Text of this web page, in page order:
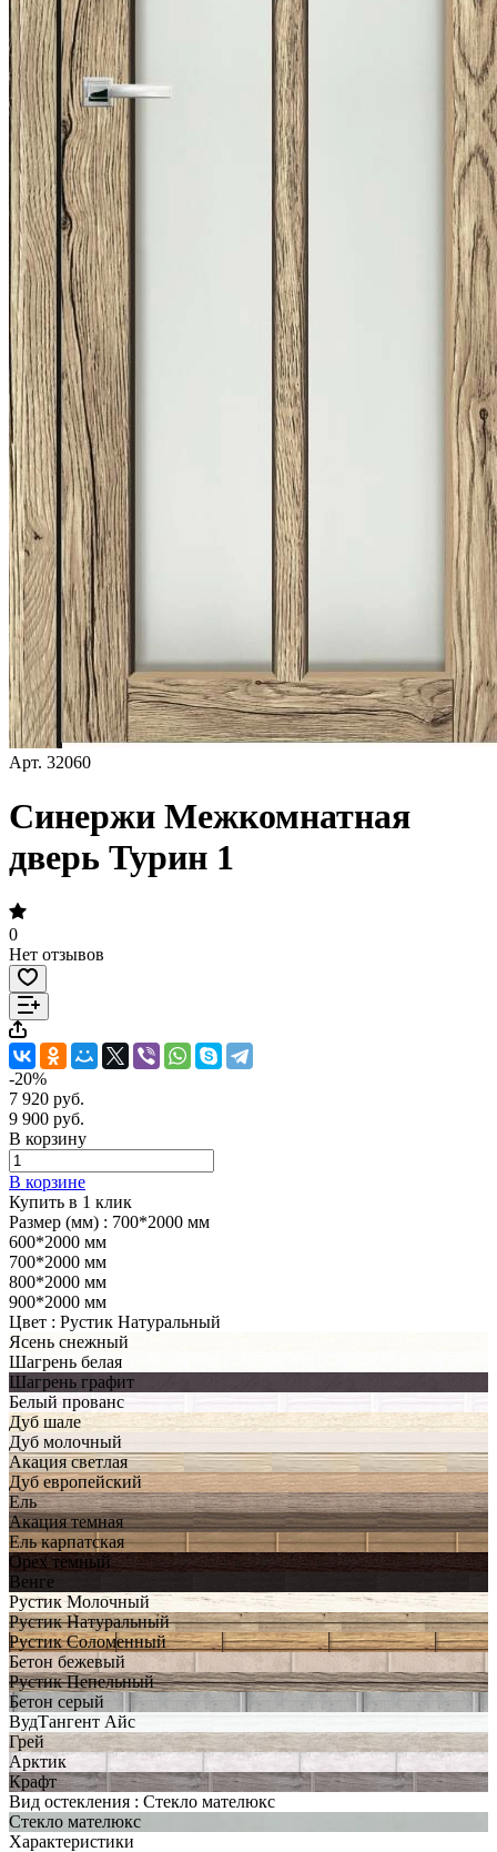
Арт. 32060
Синержи Межкомнатная
дверь Турин 1
0
Нет отзывов
-20%
7 920 руб.
9 900 руб.
В корзину
В корзине
Купить в 1 клик
Размер (мм) : 700*2000 мм
600*2000 мм
700*2000 мм
800*2000 мм
900*2000 мм
Цвет : Рустик Натуральный
Ясень снежный
Шагрень белая
Шагрень графит
Белый прованс
Дуб шале
Дуб молочный
Акация светлая
Дуб европейский
Ель
Акация темная
Ель карпатская
Орех темный
Венге
Рустик Молочный
Рустик Натуральный
Рустик Соломенный
Бетон бежевый
Рустик Пепельный
Бетон серый
ВудТангент Айс
Грей
Арктик
Крафт
Вид остекления : Стекло мателюкс
Стекло мателюкс
Характеристики